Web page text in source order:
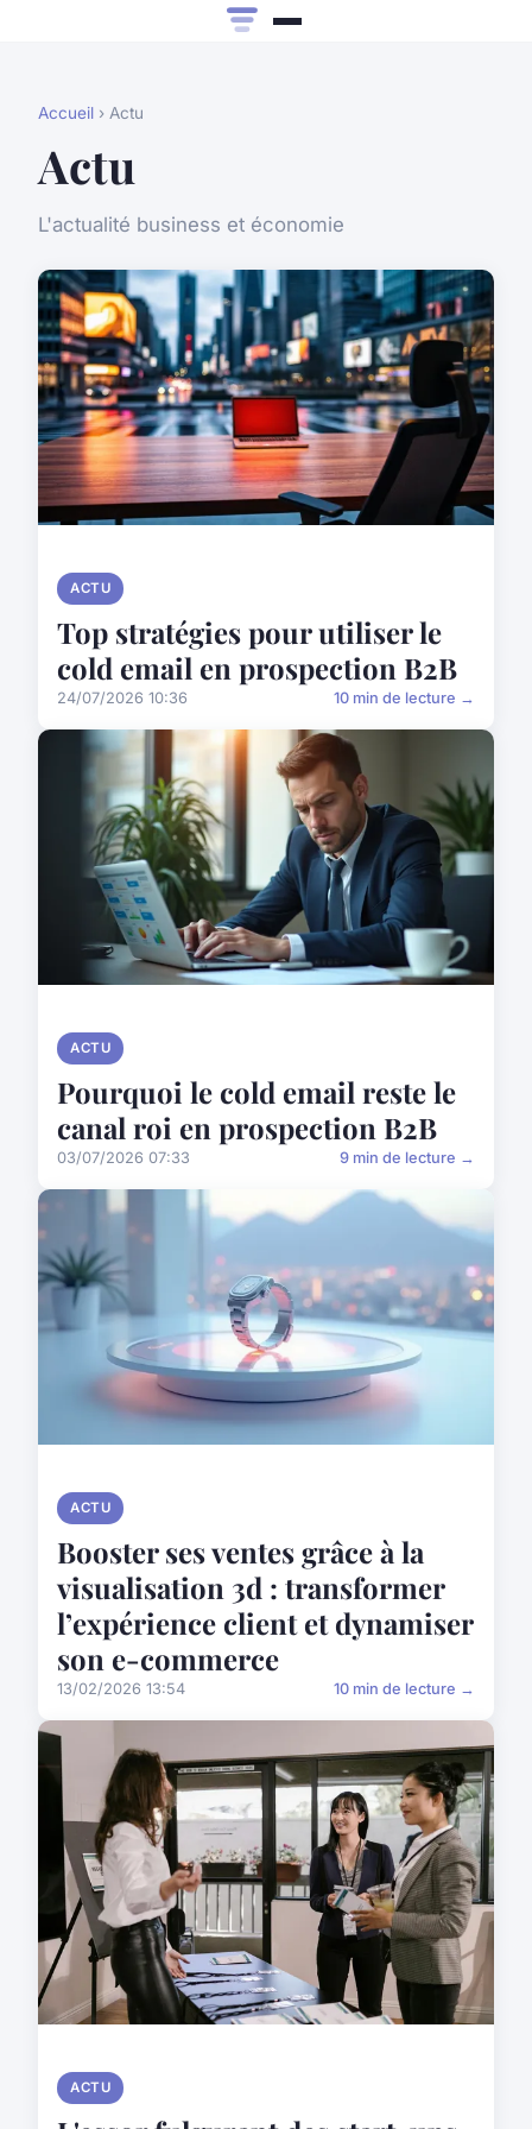
Accueil › Actu
Actu
L'actualité business et économie
ACTU
Top stratégies pour utiliser le
cold email en prospection B2B
24/07/2026 10:36 10 min de lecture →
ACTU
Pourquoi le cold email reste le
canal roi en prospection B2B
03/07/2026 07:33 9 min de lecture →
ACTU
Booster ses ventes grâce à la
visualisation 3d : transformer
l’expérience client et dynamiser
son e-commerce
13/02/2026 13:54 10 min de lecture →
ACTU